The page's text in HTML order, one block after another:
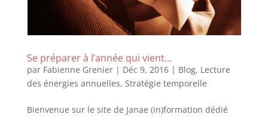
Se préparer à l’année qui vient…
par Fabienne Grenier| Déc 9, 2016| Blog, Lecture
des énergies annuelles, Stratégie temporelle
Bienvenue sur le site de Janae (in)formation dédié